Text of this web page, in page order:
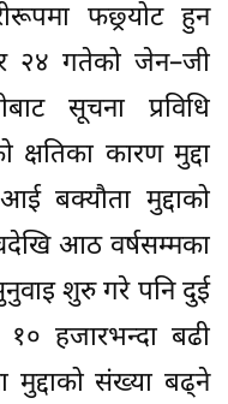
फछ्र्योट हुन
२४ गतेको जेन–जी
सूचना प्रविधि
कारण मुद्दा
बक्यौता मुद्दाको
आठ वर्षसम्मका
शुरु गरे पनि दुई
१० हजारभन्दा बढी
मुद्दाको संख्या बढ्ने